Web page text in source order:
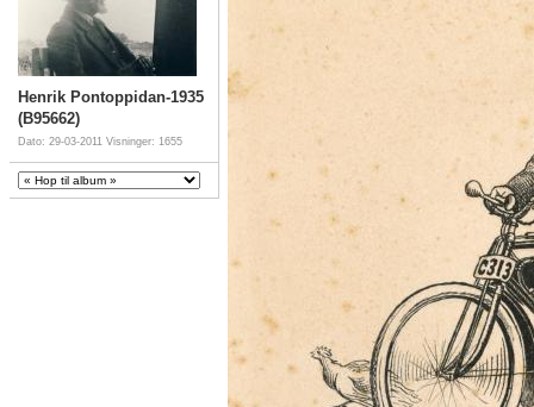
Henrik Pontoppidan-1935
(B95662)
Dato: 29-03-2011 Visninger: 1655